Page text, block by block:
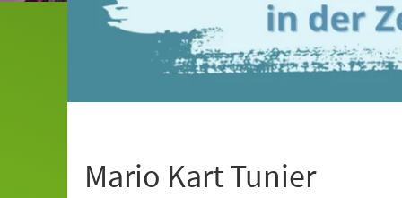
Mario Kart Tunier